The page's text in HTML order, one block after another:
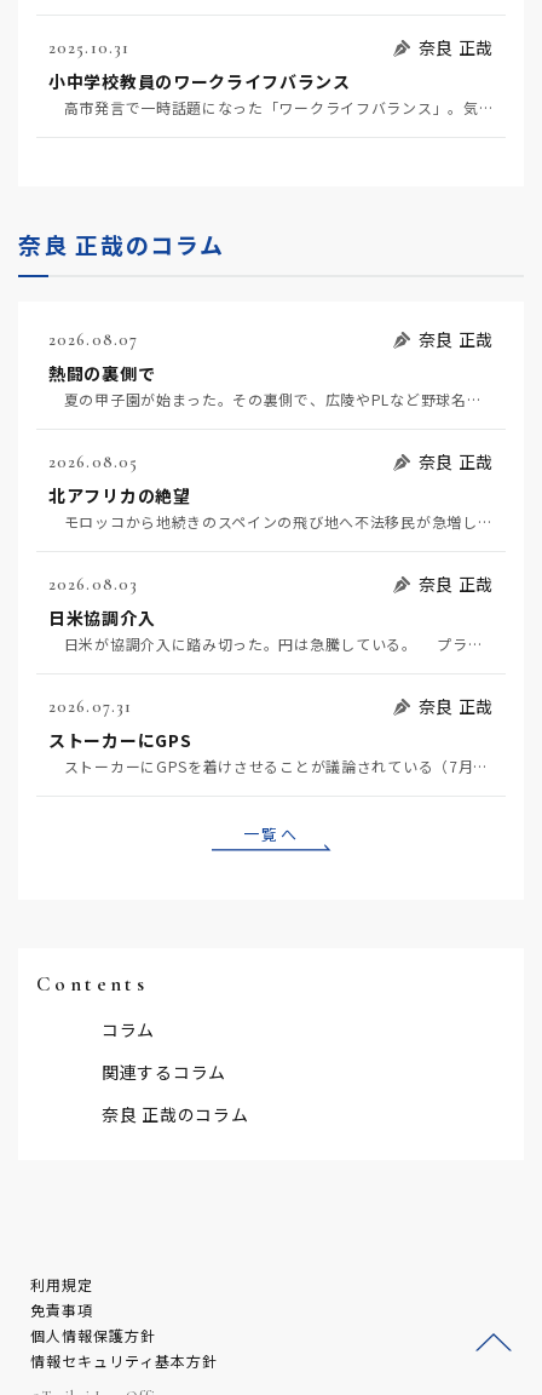
2025.10.31
奈良 正哉
小中学校教員のワークライフバランス
高市発言で一時話題になった「ワークライフバランス」。気力・体力・使命感のある自発的労働はこんな建前…
奈良 正哉のコラム
2026.08.07
奈良 正哉
熱闘の裏側で
夏の甲子園が始まった。その裏側で、広陵やPLなど野球名門校（だった）の不祥事のその後について、「熱…
2026.08.05
奈良 正哉
北アフリカの絶望
モロッコから地続きのスペインの飛び地へ不法移民が急増していて、当地の大問題となっている。「海を泳い…
2026.08.03
奈良 正哉
日米協調介入
日米が協調介入に踏み切った。円は急騰している。 プラザ合意以降、協調介入は為替相場の転機になって…
2026.07.31
奈良 正哉
ストーカーにGPS
ストーカーにGPSを着けさせることが議論されている（7月29日日経）。反対派は「ストーカーにも人権…
一覧へ
Contents
コラム
関連するコラム
奈良 正哉のコラム
利用規定
免責事項
個人情報保護方針
情報セキュリティ基本方針